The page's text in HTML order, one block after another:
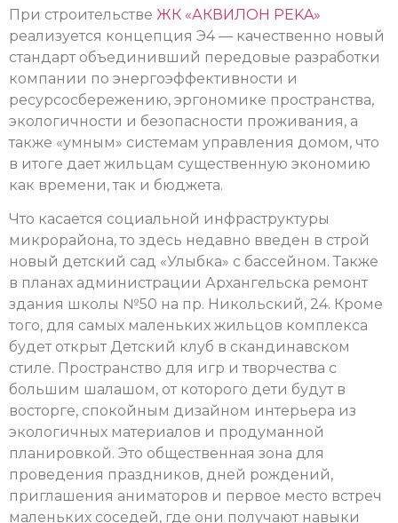
При строительстве ЖК «АКВИЛОН РEKA»
реализуется концепция Э4 — качественно новый
стандарт объединивший передовые разработки
компании по энергоэффективности и
ресурсосбережению, эргономике пространства,
экологичности и безопасности проживания, а
также «умным» системам управления домом, что
в итоге дает жильцам существенную экономию
как времени, так и бюджета.
Что касается социальной инфраструктуры
микрорайона, то здесь недавно введен в строй
новый детский сад «Улыбка» с бассейном. Также
в планах администрации Архангельска ремонт
здания школы №50 на пр. Никольский, 24. Кроме
того, для самых маленьких жильцов комплекса
будет открыт Детский клуб в скандинавском
стиле. Пространство для игр и творчества с
большим шалашом, от которого дети будут в
восторге, спокойным дизайном интерьера из
экологичных материалов и продуманной
планировкой. Это общественная зона для
проведения праздников, дней рождений,
приглашения аниматоров и первое место встреч
маленьких соседей, где они получают навыки